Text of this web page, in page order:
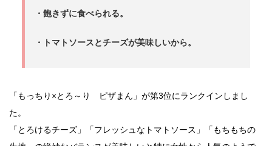
・飽きずに食べられる。
・トマトソースとチーズが美味しいから。
「もっちり×とろ～り ピザまん」が第3位にランクインしまし
た。
「とろけるチーズ」「フレッシュなトマトソース」「もちもちの